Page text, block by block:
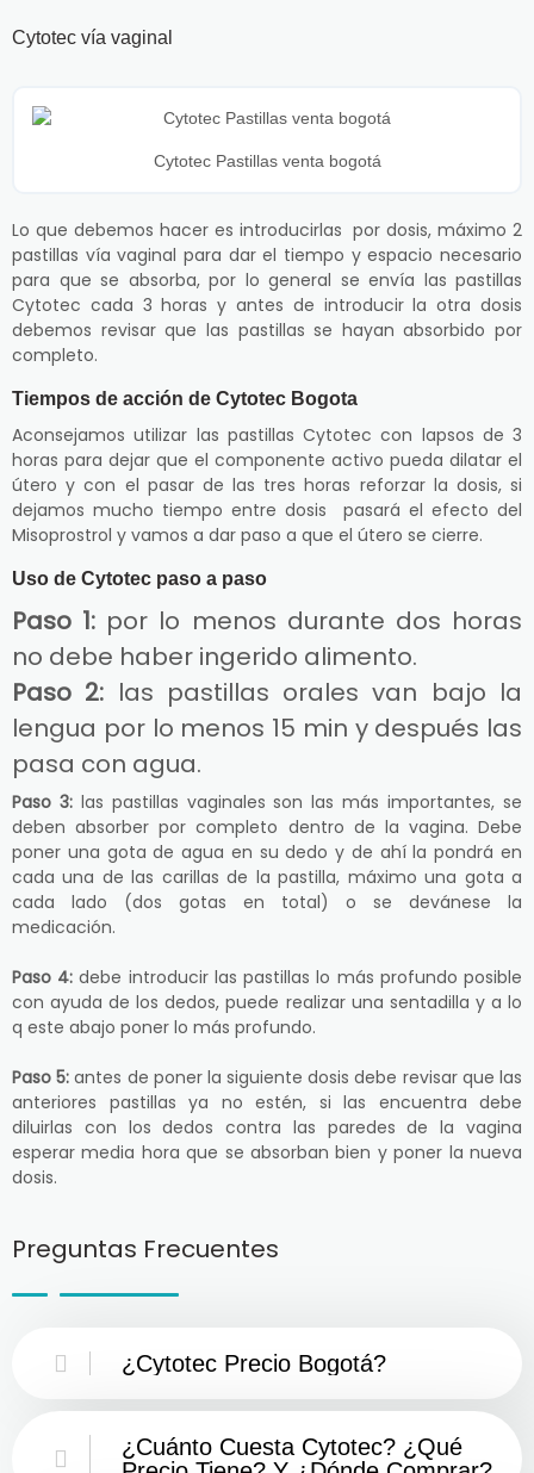
Cytotec vía vaginal
Cytotec Pastillas venta bogotá
Lo que debemos hacer es introducirlas por dosis, máximo 2
pastillas vía vaginal para dar el tiempo y espacio necesario
para que se absorba, por lo general se envía las pastillas
Cytotec cada 3 horas y antes de introducir la otra dosis
debemos revisar que las pastillas se hayan absorbido por
completo.
Tiempos de acción de Cytotec Bogota
Aconsejamos utilizar las pastillas Cytotec con lapsos de 3
horas para dejar que el componente activo pueda dilatar el
útero y con el pasar de las tres horas reforzar la dosis, si
dejamos mucho tiempo entre dosis pasará el efecto del
Misoprostrol y vamos a dar paso a que el útero se cierre.
Uso de Cytotec paso a paso
Paso 1: por lo menos durante dos horas
no debe haber ingerido alimento.
Paso 2: las pastillas orales van bajo la
lengua por lo menos 15 min y después las
pasa con agua.
Paso 3:las pastillas vaginales son las más importantes, se
deben absorber por completo dentro de la vagina. Debe
poner una gota de agua en su dedo y de ahí la pondrá en
cada una de las carillas de la pastilla, máximo una gota a
cada lado (dos gotas en total) o se devánese la
medicación.
Paso 4: debe introducir las pastillas lo más profundo posible
con ayuda de los dedos, puede realizar una sentadilla y a lo
q este abajo poner lo más profundo.
Paso 5: antes de poner la siguiente dosis debe revisar que las
anteriores pastillas ya no estén, si las encuentra debe
diluirlas con los dedos contra las paredes de la vagina
esperar media hora que se absorban bien y poner la nueva
dosis.
Preguntas Frecuentes
¿Cytotec Precio Bogotá?
¿Cuánto Cuesta Cytotec? ¿Qué